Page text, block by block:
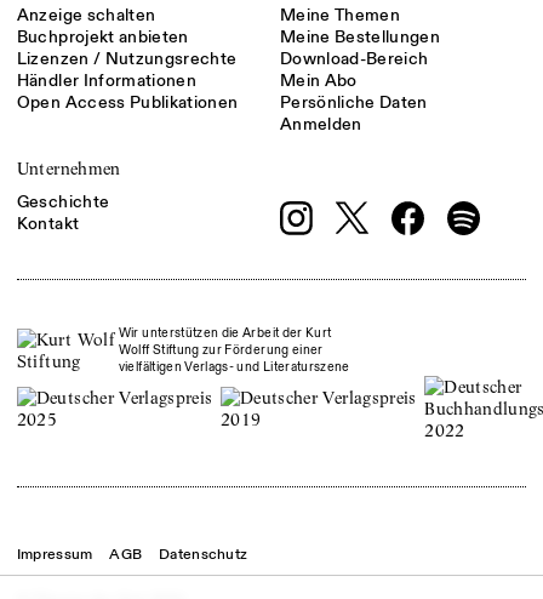
Anzeige schalten
Buchprojekt anbieten
Lizenzen / Nutzungsrechte
Händler Informationen
Open Access Publikationen
Meine Themen
Meine Bestellungen
Download-Bereich
Mein Abo
Persönliche Daten
Anmelden
Unternehmen
Geschichte
Kontakt
Wir unterstützen die Arbeit der Kurt
Wolff Stiftung zur Förderung einer
vielfältigen Verlags- und Literaturszene
Impressum AGB Datenschutz